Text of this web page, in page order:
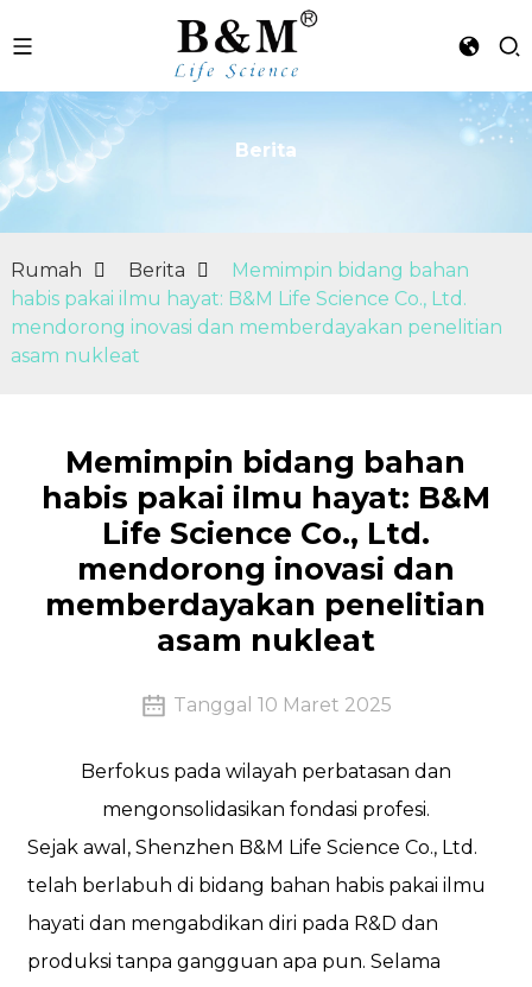
Berita
Rumah Berita
Memimpin bidang bahan
habis pakai ilmu hayat: B&M Life Science Co., Ltd.
mendorong inovasi dan memberdayakan penelitian
asam nukleat
Memimpin bidang bahan
habis pakai ilmu hayat: B&M
Life Science Co., Ltd.
mendorong inovasi dan
memberdayakan penelitian
asam nukleat
Tanggal 10 Maret 2025
Berfokus pada wilayah perbatasan dan
mengonsolidasikan fondasi profesi.
Sejak awal, Shenzhen B&M Life Science Co., Ltd.
telah berlabuh di bidang bahan habis pakai ilmu
hayati dan mengabdikan diri pada R&D dan
produksi tanpa gangguan apa pun. Selama